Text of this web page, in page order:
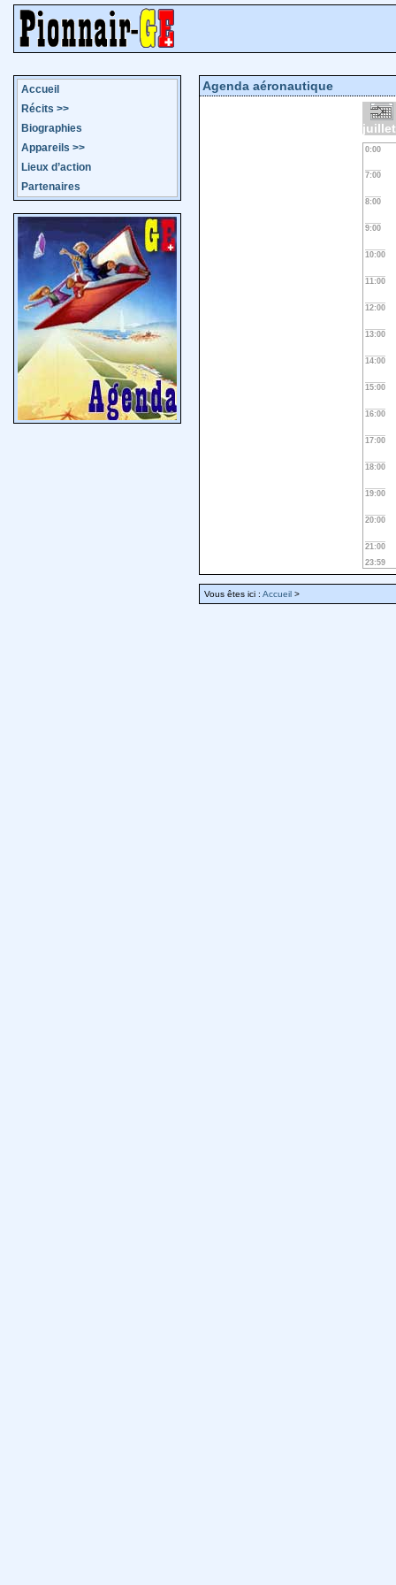
Accueil
Récits >>
Biographies
Appareils >>
Lieux d’action
Partenaires
Agenda aéronautique
0:00
7:00
8:00
9:00
10:00
11:00
12:00
13:00
14:00
15:00
16:00
17:00
18:00
19:00
20:00
21:00
23:59
Vous êtes ici : Accueil >